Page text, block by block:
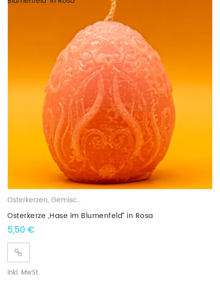
Osterkerzen, Gemischte Wachskerzen
Osterkerze „Hase im Blumenfeld“ in Rosa
5,50€
inkl. MwSt.